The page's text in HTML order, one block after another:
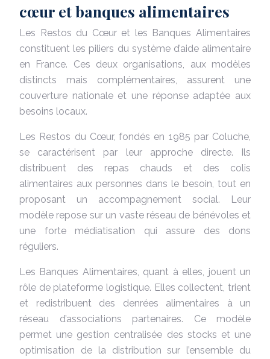
cœur et banques alimentaires
Les Restos du Cœur et les Banques Alimentaires
constituent les piliers du système d’aide alimentaire
en France. Ces deux organisations, aux modèles
distincts mais complémentaires, assurent une
couverture nationale et une réponse adaptée aux
besoins locaux.
Les Restos du Cœur, fondés en 1985 par Coluche,
se caractérisent par leur approche directe. Ils
distribuent des repas chauds et des colis
alimentaires aux personnes dans le besoin, tout en
proposant un accompagnement social. Leur
modèle repose sur un vaste réseau de bénévoles et
une forte médiatisation qui assure des dons
réguliers.
Les Banques Alimentaires, quant à elles, jouent un
rôle de plateforme logistique. Elles collectent, trient
et redistribuent des denrées alimentaires à un
réseau d’associations partenaires. Ce modèle
permet une gestion centralisée des stocks et une
optimisation de la distribution sur l’ensemble du